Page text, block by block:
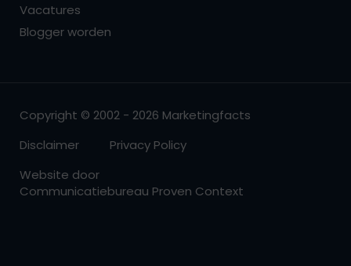
Vacatures
Blogger worden
Copyright © 2002 - 2026 Marketingfacts
Disclaimer
Privacy Policy
Website door
Communicatiebureau Proven Context